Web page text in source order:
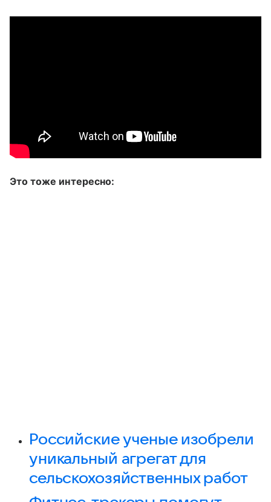
Это тоже интересно:
Российские ученые изобрели
уникальный агрегат для
сельскохозяйственных работ